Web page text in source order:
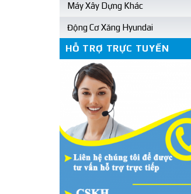
Máy Xây Dựng Khác
Động Cơ Xăng Hyundai
HỖ TRỢ TRỰC TUYẾN